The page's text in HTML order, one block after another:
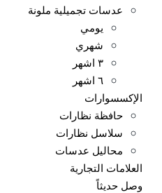
عدسات تجميلية ملونة
يومي
شهري
٣ اشهر
٦ اشهر
الإكسسوارات
حافظة نظارات
سلاسل نظارات
محاليل عدسات
العلامات التجارية
وصل حديثاً